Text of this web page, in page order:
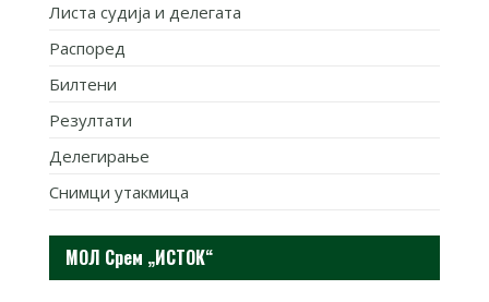
Листа судија и делегата
Распоред
Билтени
Резултати
Делегирање
Снимци утакмица
МОЛ Срем „ИСТОК“